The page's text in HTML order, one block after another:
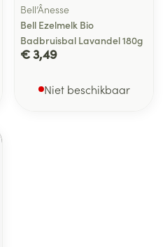
Bell’Ânesse
Bell Ezelmelk Bio
Badbruisbal Lavandel 180g
€ 3,49
Niet beschikbaar